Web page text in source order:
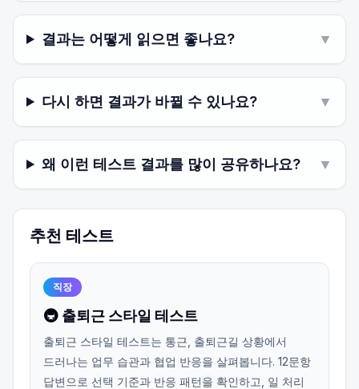
결과는 어떻게 읽으면 좋나요? ▼
다시 하면 결과가 바뀔 수 있나요? ▼
왜 이런 테스트 결과를 많이 공유하나요? ▼
추천 테스트
직장
🚇 출퇴근 스타일 테스트
출퇴근 스타일 테스트는 통근, 출퇴근길 상황에서
드러나는 업무 습관과 협업 반응을 살펴봅니다. 12문항
답변으로 선택 기준과 반응 패턴을 확인하고, 일 처리